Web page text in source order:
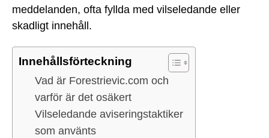
meddelanden, ofta fyllda med vilseledande eller
skadligt innehåll.
Innehållsförteckning
Vad är Forestrievic.com och
varför är det osäkert
Vilseledande aviseringstaktiker
som använts